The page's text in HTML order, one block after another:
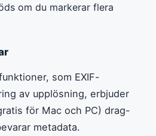
om du markerar flera
som EXIF-
av upplösning, erbjuder
för Mac och PC) drag-
metadata.